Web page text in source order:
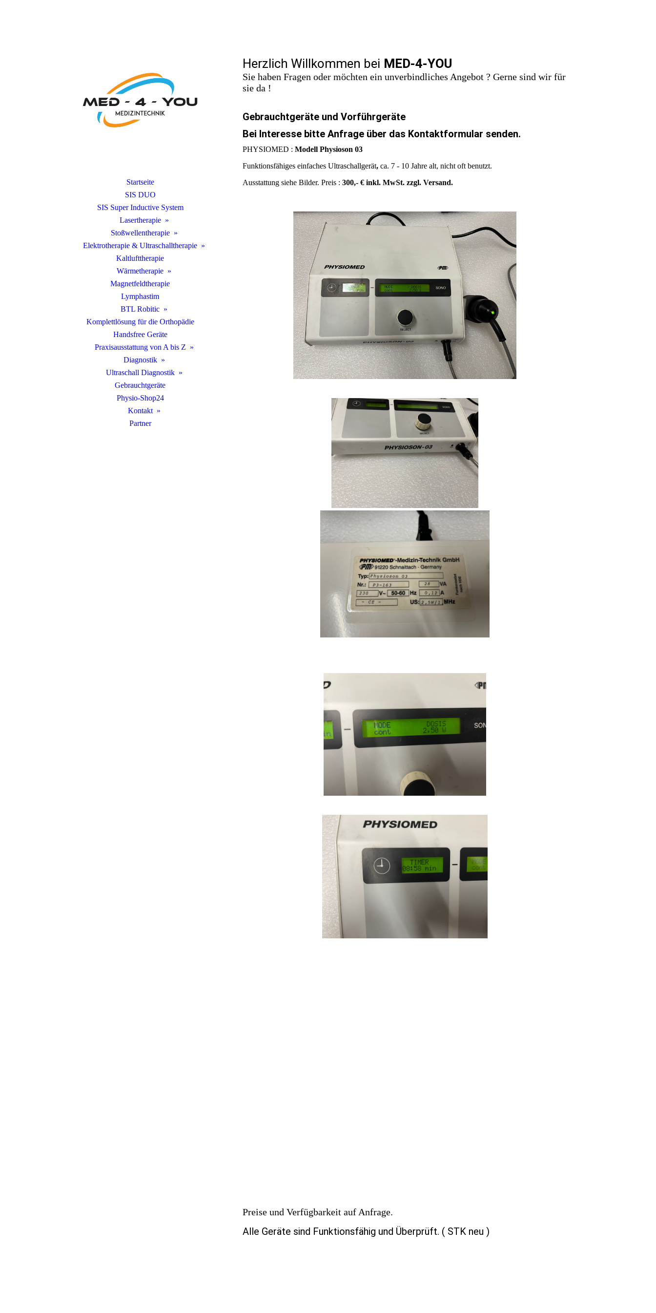
Startseite
SIS DUO
SIS Super Inductive System
Lasertherapie
Stoßwellentherapie
Elektrotherapie & Ultraschalltherapie
Kaltlufttherapie
Wärmetherapie
Magnetfeldtherapie
Lymphastim
BTL Robitic
Komplettlösung für die Orthopädie
Handsfree Geräte
Praxisausstattung von A bis Z
Diagnostik
Ultraschall Diagnostik
Gebrauchtgeräte
Physio-Shop24
Kontakt
Partner
Herzlich Willkommen bei MED-4-YOU
Sie haben Fragen oder möchten ein unverbindliches Angebot ? Gerne sind wir für
sie da !
Gebrauchtgeräte und Vorführgeräte
Bei Interesse bitte Anfrage über das Kontaktformular senden.
PHYSIOMED : Modell Physioson 03
Funktionsfähiges einfaches Ultraschallgerät, ca. 7 - 10 Jahre alt, nicht oft benutzt.
Ausstattung siehe Bilder. Preis : 300,- € inkl. MwSt. zzgl. Versand.
Preise und Verfügbarkeit auf Anfrage.
Alle Geräte sind Funktionsfähig und Überprüft. ( STK neu )